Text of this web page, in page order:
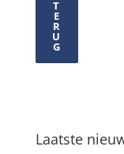
T
E
R
U
G
Laatste